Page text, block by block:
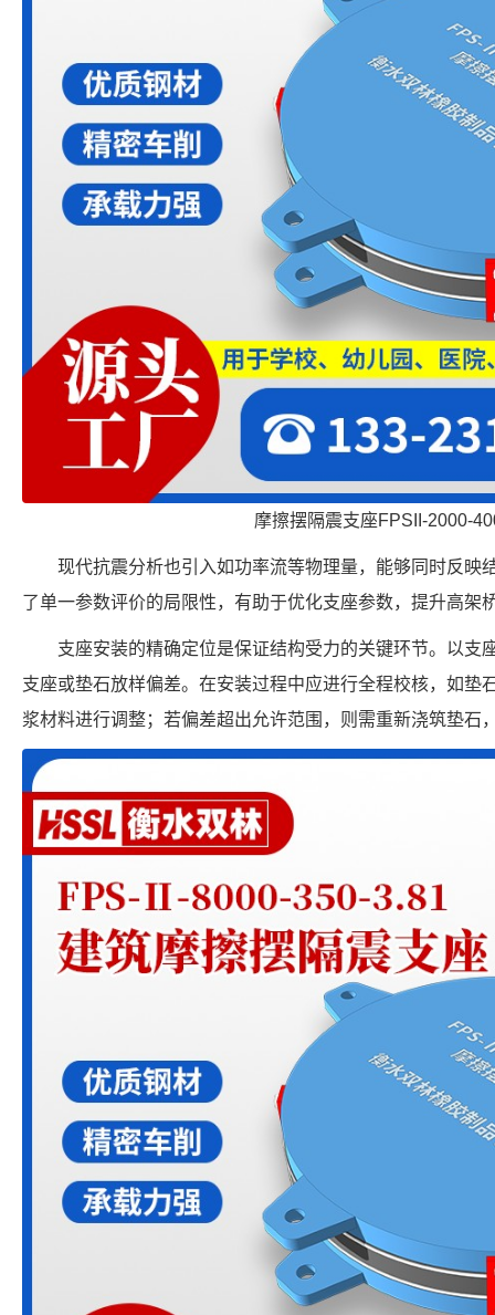
摩擦摆隔震支座FPSII-2000-
现代抗震分析也引入如功率流等物理量，能够同时反映
了单一参数评价的局限性，有助于优化支座参数，提升高架
支座安装的精确定位是保证结构受力的关键环节。以支
支座或垫石放样偏差。在安装过程中应进行全程校核，如垫
浆材料进行调整；若偏差超出允许范围，则需重新浇筑垫石